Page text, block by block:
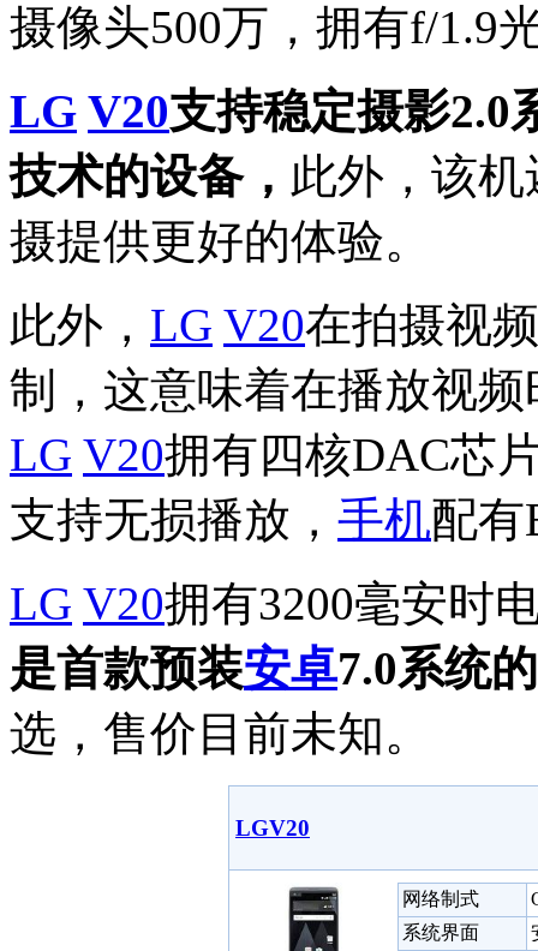
摄像头500万，拥有f/1.9
LG V20支持稳定摄影2.0
技术的设备， 此外，该
摄提供更好的体验。
此外， LG V20在拍摄视
制，这意味着在播放视
LG V20拥有四核DAC芯
支持无损播放， 手机配有
LG V20拥有3200毫安时
是首款预装安卓7.0系统
选，售价目前未知。
LGV20
网络制式
系统界面